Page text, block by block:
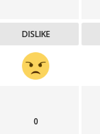
DISLIKE
0